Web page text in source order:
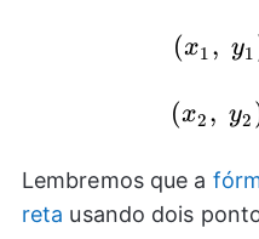
(x1 , y1
(x2 , y2
Lembremos que a
reta usando dois